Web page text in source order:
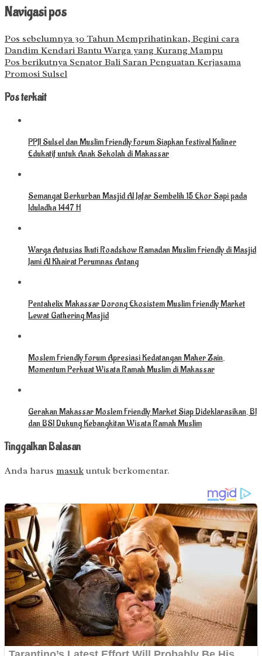
Navigasi pos
Pos sebelumnya 30 Tahun Memprihatinkan, Begini cara
Dandim Kendari Bantu Warga yang Kurang Mampu
Pos berikutnya Senator Bali Saran Penguatan Kerjasama
Promosi Sulsel
Pos terkait
PPJI Sulsel dan Muslim Friendly Forum Siapkan Festival Kuliner
Edukatif untuk Anak Sekolah di Makassar
Semangat Berkurban Masjid Al Jafar Sembelih 15 Ekor Sapi pada
Iduladha 1447 H
Warga Antusias Ikuti Roadshow Ramadan Muslim Friendly di Masjid
Jami Al Khairat Perumnas Antang
Pentahelix Makassar Dorong Ekosistem Muslim Friendly Market
Lewat Gathering Masjid
Moslem Friendly Forum Apresiasi Kedatangan Maher Zain,
Momentum Perkuat Wisata Ramah Muslim di Makassar
Gerakan Makassar Moslem Friendly Market Siap Dideklarasikan, BI
dan BSI Dukung Kebangkitan Wisata Ramah Muslim
Tinggalkan Balasan
Anda harus masuk untuk berkomentar.